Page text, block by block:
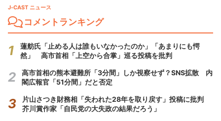
J-CAST ニュース
コメントランキング
蓮舫氏「止める人は誰もいなかったのか」「あまりにも愕
然」 高市首相「上空から合掌」巡る投稿を批判
高市首相の熊本避難所「3分間」しか視察せず？SNS拡散 内
閣広報官「51分間」だと否定
片山さつき財務相「失われた28年を取り戻す」投稿に批判
芥川賞作家「自民党の大失政の結果だろう」